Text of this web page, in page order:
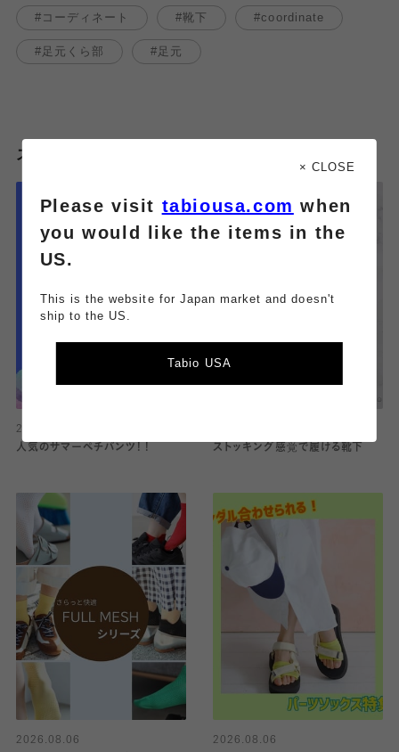
コーディネート 靴下 coordinate
足元くら部 足元
スタッフのその他のブログはこちら
2026.08.06
人気のサマーペチパンツ！！
ストッキング感覚で履ける靴下
2026.08.06
2026.08.06
× CLOSE
Please visit tabiousa.com when
you would like the items in the
US.
This is the website for Japan market and doesn't
ship to the US.
Tabio USA